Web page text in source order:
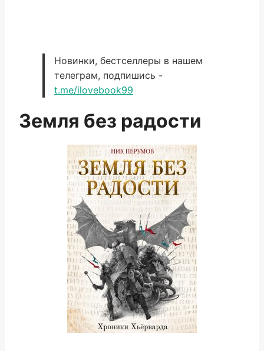
Новинки, бестселлеры в нашем
телеграм, подпишись -
t.me/ilovebook99
Земля без радости